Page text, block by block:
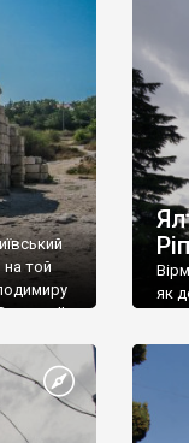
та
на той
ІІ,
як